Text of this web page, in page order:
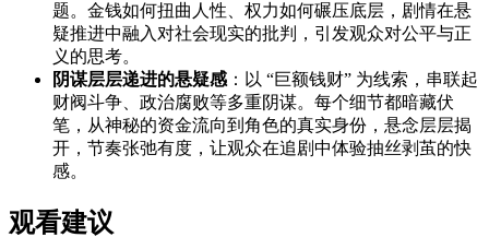
题。金钱如何扭曲人性、权力如何碾压底层，剧情在悬
疑推进中融入对社会现实的批判，引发观众对公平与正
义的思考。
阴谋层层递进的悬疑感 ：以 “巨额钱财” 为线索，串联起
财阀斗争、政治腐败等多重阴谋。每个细节都暗藏伏
笔，从神秘的资金流向到角色的真实身份，悬念层层揭
开，节奏张弛有度，让观众在追剧中体验抽丝剥茧的快
感。
观看建议